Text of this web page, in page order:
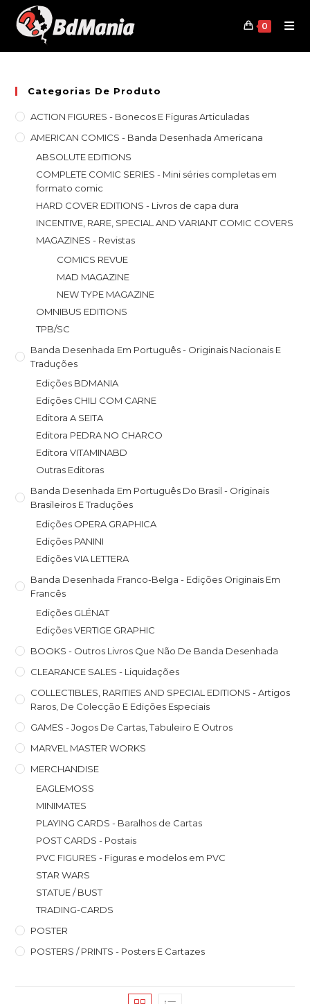
content
0
Categorias De Produto
ACTION FIGURES - Bonecos E Figuras Articuladas
AMERICAN COMICS - Banda Desenhada Americana
ABSOLUTE EDITIONS
COMPLETE COMIC SERIES - Mini séries completas em
formato comic
HARD COVER EDITIONS - Livros de capa dura
INCENTIVE, RARE, SPECIAL AND VARIANT COMIC COVERS
MAGAZINES - Revistas
COMICS REVUE
MAD MAGAZINE
NEW TYPE MAGAZINE
OMNIBUS EDITIONS
TPB/SC
Banda Desenhada Em Português - Originais Nacionais E
Traduções
Edições BDMANIA
Edições CHILI COM CARNE
Editora A SEITA
Editora PEDRA NO CHARCO
Editora VITAMINABD
Outras Editoras
Banda Desenhada Em Português Do Brasil - Originais
Brasileiros E Traduções
Edições OPERA GRAPHICA
Edições PANINI
Edições VIA LETTERA
Banda Desenhada Franco-Belga - Edições Originais Em
Francês
Edições GLÉNAT
Edições VERTIGE GRAPHIC
BOOKS - Outros Livros Que Não De Banda Desenhada
CLEARANCE SALES - Liquidações
COLLECTIBLES, RARITIES AND SPECIAL EDITIONS - Artigos
Raros, De Colecção E Edições Especiais
GAMES - Jogos De Cartas, Tabuleiro E Outros
MARVEL MASTER WORKS
MERCHANDISE
EAGLEMOSS
MINIMATES
PLAYING CARDS - Baralhos de Cartas
POST CARDS - Postais
PVC FIGURES - Figuras e modelos em PVC
STAR WARS
STATUE / BUST
TRADING-CARDS
POSTER
POSTERS / PRINTS - Posters E Cartazes